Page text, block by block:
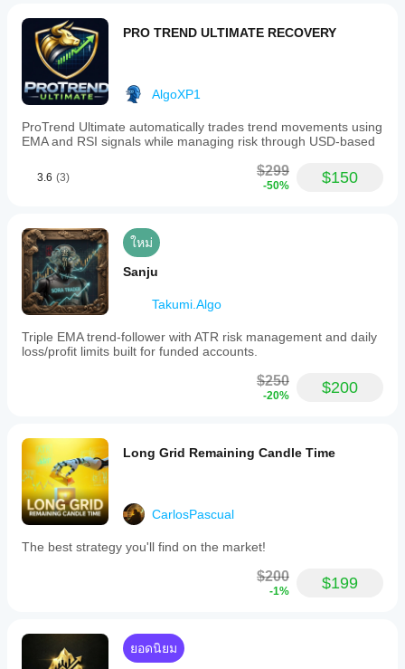
การ
ขาดทุน
สูงสุด
และ
พฤติกรรม
ภายใต้
ตลาดที่
แตกต่าง
Backtest
ข้อมูล
ตลาดใน
อดีตใน
cTrader
Windows
และ Mac
ประสิทธิภาพ
ได้อย่างมาก
พารามิเตอร์
เริ่มต้นหรือใช้
ไฟล์การเพิ่ม
ประสิทธิภาพ
ให้มา
แสดง
ประสิทธิภาพ
เดียวกันใน
ทุกบัญชีหรือ
ไม่?
ประสิทธิภาพ
อาจแตกต่าง
กันไปขึ้นอยู่
ของ
ดำเนินการ
การทดสอบ
บอทใน
สภาพ
แวดล้อมของ
คุณเองช่วย
ให้คุณเข้าใจ
ว่ามันทำงาน
PRO TREND ULTIMATE RECOVERY
AlgoXP1
ProTrend Ultimate automatically trades trend movements using
EMA and RSI signals while managing risk through USD-based
3.6 (3) $299
-50% $150
ใหม่
Sanju
Takumi.Algo
Triple EMA trend-follower with ATR risk management and daily
loss/profit limits built for funded accounts.
$250
-20% $200
Long Grid Remaining Candle Time
CarlosPascual
The best strategy you'll find on the market!
$200
-1% $199
ยอดนิยม